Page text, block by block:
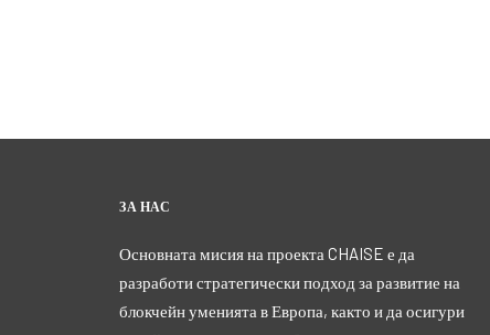
ЗА НАС
Основната мисия на проекта CHAISE е да
разработи стратегически подход за развитие на
блокчейн уменията в Европа, както и да осигури